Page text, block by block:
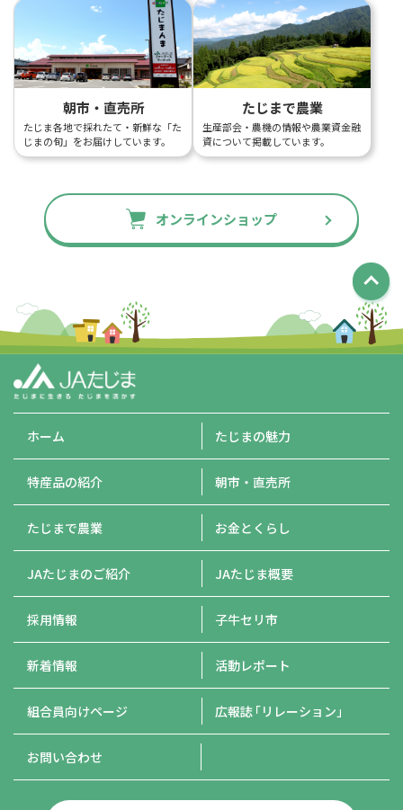
朝市・直売所
たじま各地で採れたて・新鮮な「た
じまの旬」をお届けしています。
たじまで農業
生産部会・農機の情報や農業資金融
資について掲載しています。
オンラインショップ
ホーム たじまの魅力
特産品の紹介 朝市・直売所
たじまで農業 お金とくらし
JAたじまのご紹介 JAたじま概要
採用情報 子牛セリ市
新着情報 活動レポート
組合員向けページ 広報誌「リレーション」
お問い合わせ